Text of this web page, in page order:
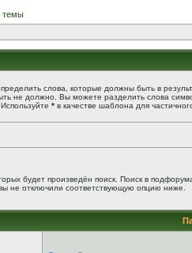
темы
слова, которые должны быть в
не должно. Вы можете разделить слова
* в качестве шаблона для
будет произведён поиск. Поиск в
не отключили соответствующую опцию ниже.